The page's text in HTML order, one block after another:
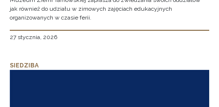
jak również do udziału w zimowych zajęciach edukacyjnych
organizowanych w czasie ferii.
27 stycznia, 2026
SIEDZIBA